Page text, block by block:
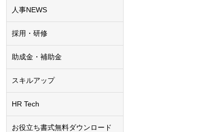
人事NEWS
採用・研修
助成金・補助金
スキルアップ
HR Tech
お役立ち書式無料ダウンロード